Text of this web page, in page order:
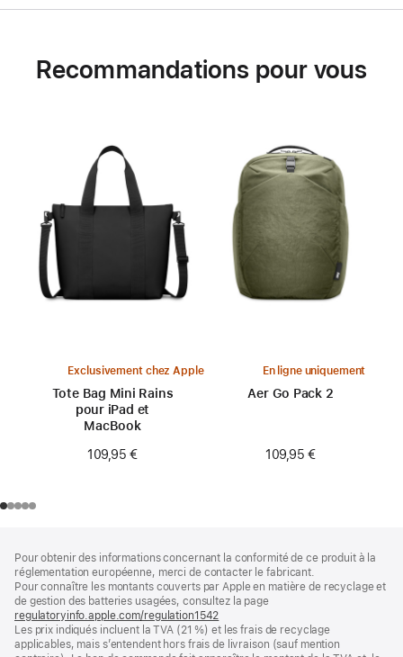
Recommandations pour vous
Exclusivement chez Apple
Tote Bag Mini Rains
pour iPad et
MacBook
109,95 €
En ligne uniquement
Aer Go Pack 2
109,95 €
de
page
de
bas
de
page
Pour obtenir des informations concernant la conformité de ce produit à la
réglementation européenne, merci de contacter le fabricant.
Pour connaître les montants couverts par Apple en matière de recyclage et
de gestion des batteries usagées, consultez la page
regulatoryinfo.apple.com/regulation1542
dans
une
Les prix indiqués incluent la TVA (21 %) et les frais de recyclage
applicables, mais s’entendent hors frais de livraison (sauf mention